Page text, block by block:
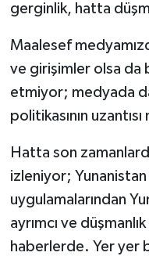
gerginlik, hatta
Maalesef
ve girişimler olsa da
etmiyor; medyada
politikasının
Hatta son
izleniyor; Yunanistan
uygulamalarından
ayrımcı ve
haberlerde. Yer yer